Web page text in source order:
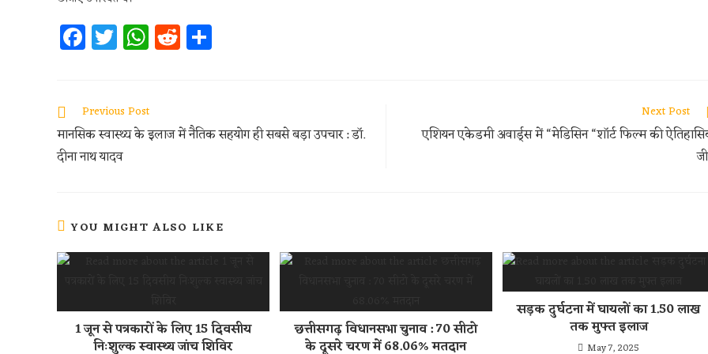
Fa
ce
oo
k
T
w
er
W
h
s
A
R
e
di
t
Previous Post
मानसिक स्वास्थ्य के इलाज में नैतिक सहयोग ही सबसे बड़ा उपचार : डॉ.
दीना नाथ यादव
Next Post
एशियन एकेडमी अवार्ड्स में “मेडिसिन “शॉर्ट फिल्म की
YOU MIGHT ALSO LIKE
1 जून से पत्रकारों के लिए 15 दिवसीय
निःशुल्क स्वास्थ्य जांच शिविर
छत्तीसगढ़ विधानसभा चुनाव : 70 सीटो
के दूसरे चरण में 68.06% मतदान
सड़क दुर्घटना में घायलों का 1.50 लाख
तक मुफ्त इलाज
May 7, 2025